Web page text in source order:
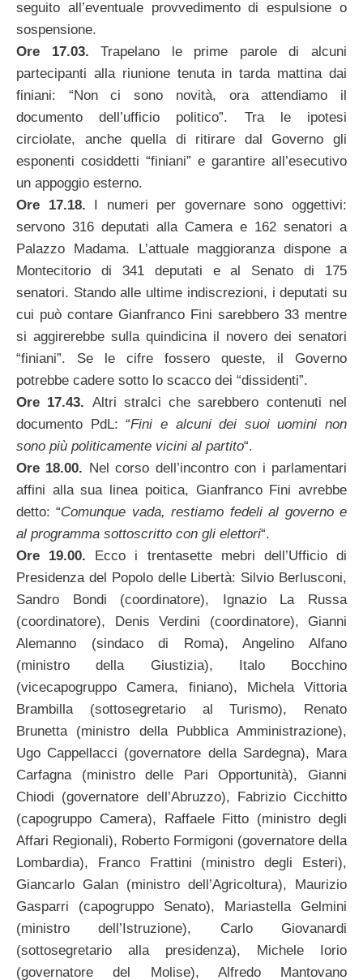
seguito all’eventuale provvedimento di espulsione o
sospensione.
Ore 17.03. Trapelano le prime parole di alcuni
partecipanti alla riunione tenuta in tarda mattina dai
finiani: “Non ci sono novità, ora attendiamo il
documento dell’ufficio politico”. Tra le ipotesi
circiolate, anche quella di ritirare dal Governo gli
esponenti cosiddetti “finiani” e garantire all’esecutivo
un appoggio esterno.
Ore 17.18. I numeri per governare sono oggettivi:
servono 316 deputati alla Camera e 162 senatori a
Palazzo Madama. L’attuale maggioranza dispone a
Montecitorio di 341 deputati e al Senato di 175
senatori. Stando alle ultime indiscrezioni, i deputati su
cui può contare Gianfranco Fini sarebbero 33 mentre
si aggirerebbe sulla quindicina il novero dei senatori
“finiani”. Se le cifre fossero queste, il Governo
potrebbe cadere sotto lo scacco dei “dissidenti”.
Ore 17.43. Altri stralci che sarebbero contenuti nel
documento PdL: “Fini e alcuni dei suoi uomini non
sono più politicamente vicini al partito“.
Ore 18.00. Nel corso dell’incontro con i parlamentari
affini alla sua linea poitica, Gianfranco Fini avrebbe
detto: “Comunque vada, restiamo fedeli al governo e
al programma sottoscritto con gli elettori“.
Ore 19.00. Ecco i trentasette mebri dell’Ufficio di
Presidenza del Popolo delle Libertà: Silvio Berlusconi,
Sandro Bondi (coordinatore), Ignazio La Russa
(coordinatore), Denis Verdini (coordinatore), Gianni
Alemanno (sindaco di Roma), Angelino Alfano
(ministro della Giustizia), Italo Bocchino
(vicecapogruppo Camera, finiano), Michela Vittoria
Brambilla (sottosegretario al Turismo), Renato
Brunetta (ministro della Pubblica Amministrazione),
Ugo Cappellacci (governatore della Sardegna), Mara
Carfagna (ministro delle Pari Opportunità), Gianni
Chiodi (governatore dell’Abruzzo), Fabrizio Cicchitto
(capogruppo Camera), Raffaele Fitto (ministro degli
Affari Regionali), Roberto Formigoni (governatore della
Lombardia), Franco Frattini (ministro degli Esteri),
Giancarlo Galan (ministro dell’Agricoltura), Maurizio
Gasparri (capogruppo Senato), Mariastella Gelmini
(ministro dell’Istruzione), Carlo Giovanardi
(sottosegretario alla presidenza), Michele Iorio
(governatore del Molise), Alfredo Mantovano